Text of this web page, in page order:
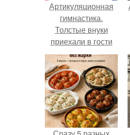
Артикуляционная
гимнастика.
Толстые внуки
приехали в гости
(надуваем щёки), с
ними худые - лишь
кожа да кости (мы
втягиваем щёки.